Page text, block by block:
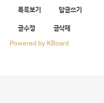
목록보기
답글쓰기
글수정
글삭제
Powered by KBoard